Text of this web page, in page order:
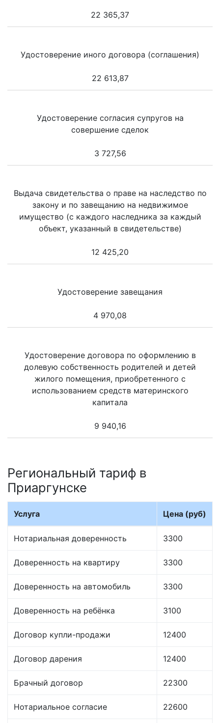
22 365,37
Удостоверение иного договора (соглашения)
22 613,87
Удостоверение согласия супругов на
совершение сделок
3 727,56
Выдача свидетельства о праве на наследство по
закону и по завещанию на недвижимое
имущество (с каждого наследника за каждый
объект, указанный в свидетельстве)
12 425,20
Удостоверение завещания
4 970,08
Удостоверение договора по оформлению в
долевую собственность родителей и детей
жилого помещения, приобретенного с
использованием средств материнского
капитала
9 940,16
Региональный тариф в
Приаргунске
Услуга Цена (руб)
Нотариальная доверенность 3300
Доверенность на квартиру 3300
Доверенность на автомобиль 3300
Доверенность на ребёнка 3100
Договор купли-продажи 12400
Договор дарения 12400
Брачный договор 22300
Нотариальное согласие 22600